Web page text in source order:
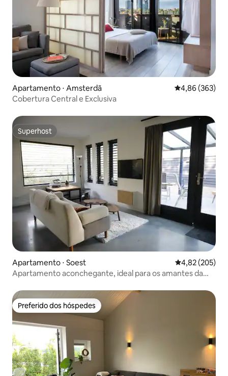
Apartamento ⋅ Amsterdã 4,86 de uma
4,86 (363)
Cobertura Central e Exclusiva
Superhost
Superhost
Apartamento ⋅ Soest 4,82 de uma
4,82 (205)
Apartamento aconchegante, ideal para os amantes da
Preferido dos hóspedes
Preferido dos hóspedes